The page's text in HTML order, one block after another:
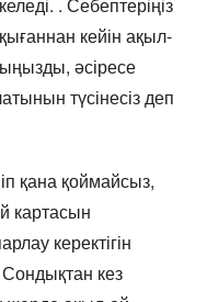
. Себептеріңіз
кейін ақыл-
әсіресе
түсінесіз деп
қана қоймайсыз,
картасын
керектігін
Сондықтан кез